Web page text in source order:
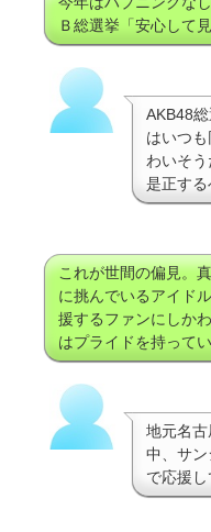
Ｂ総選挙「安心して見
AKB48
はいつ
わいそ
是正す
これが世間の偏見。
に挑んでいるアイド
援するファンにしか
はプライドを持って
地元名
中、サ
で応援し